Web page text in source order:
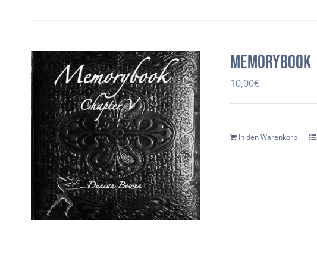
Memorybook
10,00€
In den Warenkorb